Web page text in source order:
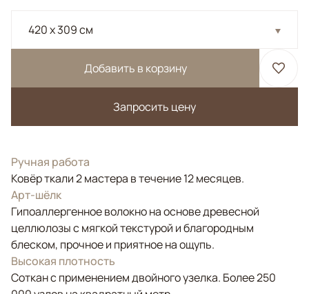
420 x 309 см
Добавить в корзину
Запросить цену
Ручная работа
Ковёр ткали 2 мастера в течение 12 месяцев.
Арт-шёлк
Гипоаллергенное волокно на основе древесной
целлюлозы с мягкой текстурой и благородным
блеском, прочное и приятное на ощупь.
Высокая плотность
Соткан с применением двойного узелка. Более 250